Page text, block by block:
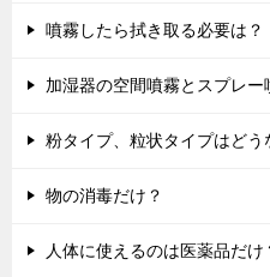
噴霧したら拭き取る必要は？
加湿器の空間噴霧とスプレー
粉タイプ、粒状タイプはどう
物の消毒だけ？
人体に使えるのは医薬品だけ